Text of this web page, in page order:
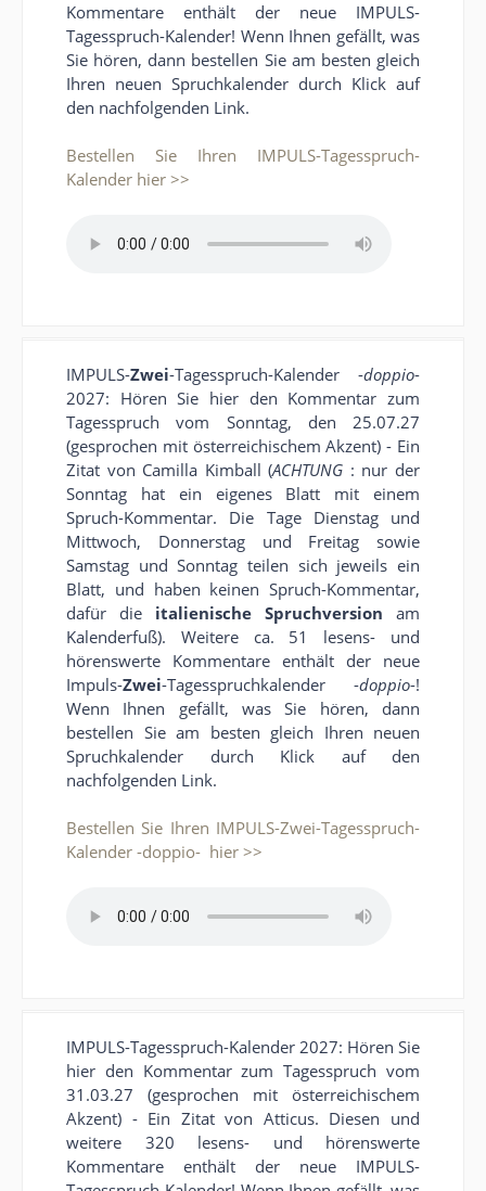
Kommentare enthält der neue IMPULS-
Tagesspruch-Kalender! Wenn Ihnen gefällt, was
Sie hören, dann bestellen Sie am besten gleich
Ihren neuen Spruchkalender durch Klick auf
den nachfolgenden Link.
Bestellen Sie Ihren IMPULS-Tagesspruch-
Kalender hier >>
IMPULS-Zwei-Tagesspruch-Kalender -doppio-
2027: Hören Sie hier den Kommentar zum
Tagesspruch vom Sonntag, den 25.07.27
(gesprochen mit österreichischem Akzent) - Ein
Zitat von Camilla Kimball (ACHTUNG : nur der
Sonntag hat ein eigenes Blatt mit einem
Spruch-Kommentar. Die Tage Dienstag und
Mittwoch, Donnerstag und Freitag sowie
Samstag und Sonntag teilen sich jeweils ein
Blatt, und haben keinen Spruch-Kommentar,
dafür die italienische Spruchversion am
Kalenderfuß). Weitere ca. 51 lesens- und
hörenswerte Kommentare enthält der neue
Impuls-Zwei-Tagesspruchkalender -doppio-!
Wenn Ihnen gefällt, was Sie hören, dann
bestellen Sie am besten gleich Ihren neuen
Spruchkalender durch Klick auf den
nachfolgenden Link.
Bestellen Sie Ihren IMPULS-Zwei-Tagesspruch-
Kalender -doppio- hier >>
IMPULS-Tagesspruch-Kalender 2027: Hören Sie
hier den Kommentar zum Tagesspruch vom
31.03.27 (gesprochen mit österreichischem
Akzent) - Ein Zitat von Atticus. Diesen und
weitere 320 lesens- und hörenswerte
Kommentare enthält der neue IMPULS-